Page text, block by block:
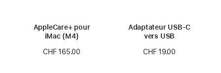
AppleCare+ pour
iMac (M4)
CHF 165.00
Adaptateur USB-C
vers USB
CHF 19.00